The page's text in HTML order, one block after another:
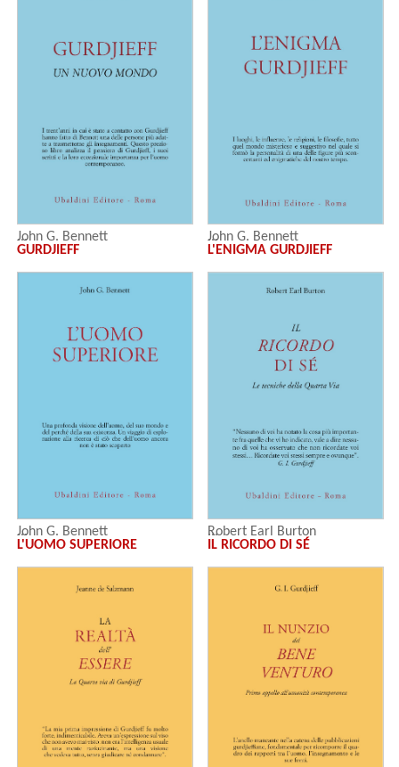
John G. Bennett
GURDJIEFF
John G. Bennett
L'ENIGMA GURDJIEFF
John G. Bennett
L'UOMO SUPERIORE
Robert Earl Burton
IL RICORDO DI SÉ